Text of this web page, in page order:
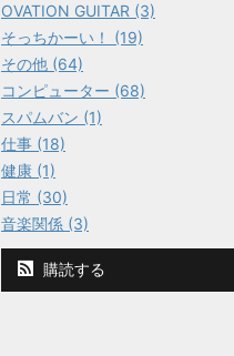
OVATION GUITAR (3)
そっちかーい！ (19)
その他 (64)
コンピューター (68)
スパムバン (1)
仕事 (18)
健康 (1)
日常 (30)
音楽関係 (3)
購読する